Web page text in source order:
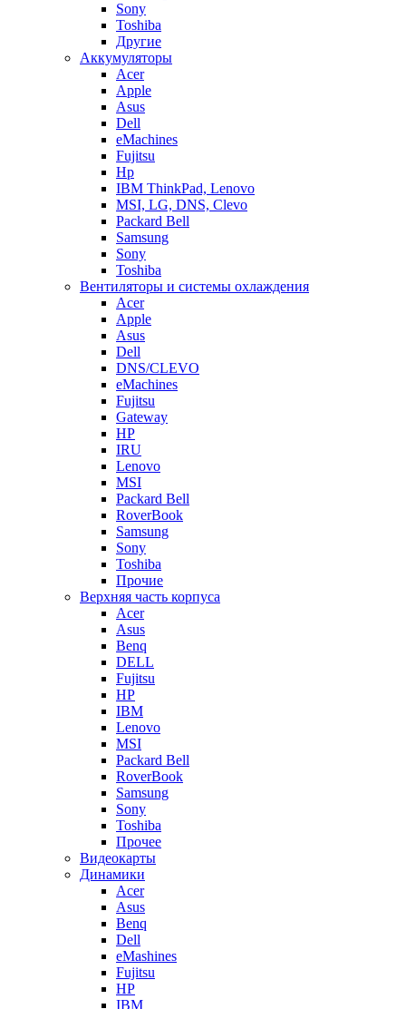
Sony
Toshiba
Другие
Аккумуляторы
Acer
Apple
Asus
Dell
eMachines
Fujitsu
Hp
IBM ThinkPad, Lenovo
MSI, LG, DNS, Clevo
Packard Bell
Samsung
Sony
Toshiba
Вентиляторы и системы охлаждения
Acer
Apple
Asus
Dell
DNS/CLEVO
eMachines
Fujitsu
Gateway
HP
IRU
Lenovo
MSI
Packard Bell
RoverBook
Samsung
Sony
Toshiba
Прочие
Верхняя часть корпуса
Acer
Asus
Benq
DELL
Fujitsu
HP
IBM
Lenovo
MSI
Packard Bell
RoverBook
Samsung
Sony
Toshiba
Прочее
Видеокарты
Динамики
Acer
Asus
Benq
Dell
eMashines
Fujitsu
HP
IBM